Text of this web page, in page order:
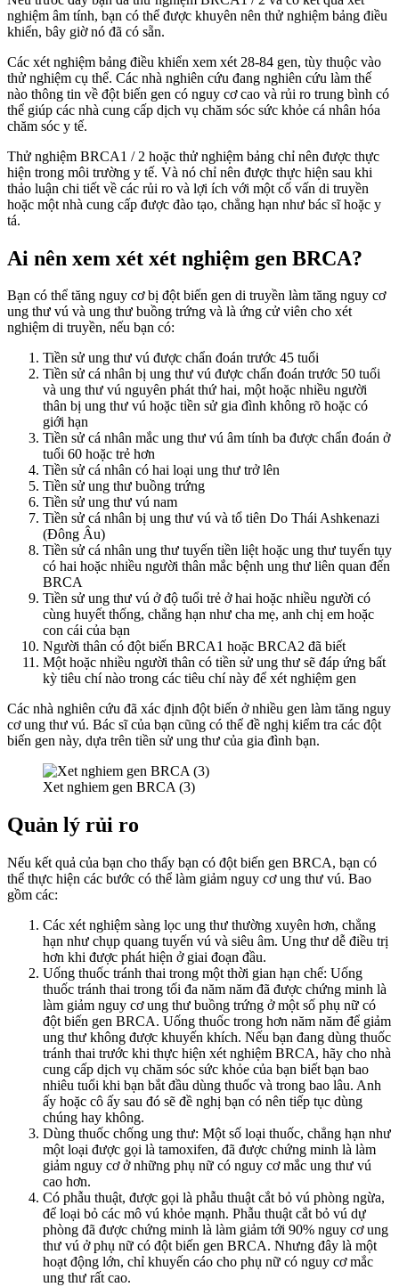
nghiệm âm tính, bạn có thể được khuyên nên thử nghiệm bảng điều
khiển, bây giờ nó đã có sẵn.
Các xét nghiệm bảng điều khiển xem xét 28-84 gen, tùy thuộc vào
thử nghiệm cụ thể. Các nhà nghiên cứu đang nghiên cứu làm thế
nào thông tin về đột biến gen có nguy cơ cao và rủi ro trung bình có
thể giúp các nhà cung cấp dịch vụ chăm sóc sức khỏe cá nhân hóa
chăm sóc y tế.
Thử nghiệm BRCA1 / 2 hoặc thử nghiệm bảng chỉ nên được thực
hiện trong môi trường y tế. Và nó chỉ nên được thực hiện sau khi
thảo luận chi tiết về các rủi ro và lợi ích với một cố vấn di truyền
hoặc một nhà cung cấp được đào tạo, chẳng hạn như bác sĩ hoặc y
tá.
Ai nên xem xét xét nghiệm gen BRCA?
Bạn có thể tăng nguy cơ bị đột biến gen di truyền làm tăng nguy cơ
ung thư vú và ung thư buồng trứng và là ứng cử viên cho xét
nghiệm di truyền, nếu bạn có:
Tiền sử ung thư vú được chẩn đoán trước 45 tuổi
Tiền sử cá nhân bị ung thư vú được chẩn đoán trước 50 tuổi
và ung thư vú nguyên phát thứ hai, một hoặc nhiều người
thân bị ung thư vú hoặc tiền sử gia đình không rõ hoặc có
giới hạn
Tiền sử cá nhân mắc ung thư vú âm tính ba được chẩn đoán ở
tuổi 60 hoặc trẻ hơn
Tiền sử cá nhân có hai loại ung thư trở lên
Tiền sử ung thư buồng trứng
Tiền sử ung thư vú nam
Tiền sử cá nhân bị ung thư vú và tổ tiên Do Thái Ashkenazi
(Đông Âu)
Tiền sử cá nhân ung thư tuyến tiền liệt hoặc ung thư tuyến tụy
có hai hoặc nhiều người thân mắc bệnh ung thư liên quan đến
BRCA
Tiền sử ung thư vú ở độ tuổi trẻ ở hai hoặc nhiều người có
cùng huyết thống, chẳng hạn như cha mẹ, anh chị em hoặc
con cái của bạn
Người thân có đột biến BRCA1 hoặc BRCA2 đã biết
Một hoặc nhiều người thân có tiền sử ung thư sẽ đáp ứng bất
kỳ tiêu chí nào trong các tiêu chí này để xét nghiệm gen
Các nhà nghiên cứu đã xác định đột biến ở nhiều gen làm tăng nguy
cơ ung thư vú. Bác sĩ của bạn cũng có thể đề nghị kiểm tra các đột
biến gen này, dựa trên tiền sử ung thư của gia đình bạn.
Xet nghiem gen BRCA (3)
Quản lý rủi ro
Nếu kết quả của bạn cho thấy bạn có đột biến gen BRCA, bạn có
thể thực hiện các bước có thể làm giảm nguy cơ ung thư vú. Bao
gồm các:
Các xét nghiệm sàng lọc ung thư thường xuyên hơn, chẳng
hạn như chụp quang tuyến vú và siêu âm. Ung thư dễ điều trị
hơn khi được phát hiện ở giai đoạn đầu.
Uống thuốc tránh thai trong một thời gian hạn chế: Uống
thuốc tránh thai trong tối đa năm năm đã được chứng minh là
làm giảm nguy cơ ung thư buồng trứng ở một số phụ nữ có
đột biến gen BRCA. Uống thuốc trong hơn năm năm để giảm
ung thư không được khuyến khích. Nếu bạn đang dùng thuốc
tránh thai trước khi thực hiện xét nghiệm BRCA, hãy cho nhà
cung cấp dịch vụ chăm sóc sức khỏe của bạn biết bạn bao
nhiêu tuổi khi bạn bắt đầu dùng thuốc và trong bao lâu. Anh
ấy hoặc cô ấy sau đó sẽ đề nghị bạn có nên tiếp tục dùng
chúng hay không.
Dùng thuốc chống ung thư: Một số loại thuốc, chẳng hạn như
một loại được gọi là tamoxifen, đã được chứng minh là làm
giảm nguy cơ ở những phụ nữ có nguy cơ mắc ung thư vú
cao hơn.
Có phẫu thuật, được gọi là phẫu thuật cắt bỏ vú phòng ngừa,
để loại bỏ các mô vú khỏe mạnh. Phẫu thuật cắt bỏ vú dự
phòng đã được chứng minh là làm giảm tới 90% nguy cơ ung
thư vú ở phụ nữ có đột biến gen BRCA. Nhưng đây là một
hoạt động lớn, chỉ khuyến cáo cho phụ nữ có nguy cơ mắc
ung thư rất cao.